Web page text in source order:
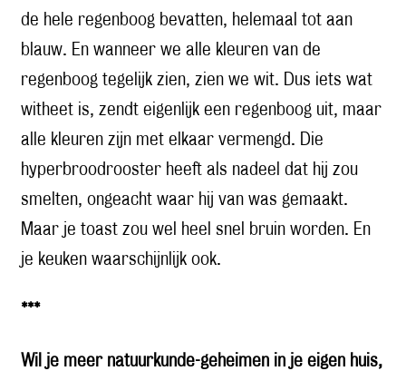
de hele regenboog bevatten, helemaal tot aan
blauw. En wanneer we alle kleuren van de
regenboog tegelijk zien, zien we wit. Dus iets wat
witheet is, zendt eigenlijk een regenboog uit, maar
alle kleuren zijn met elkaar vermengd. Die
hyperbroodrooster heeft als nadeel dat hij zou
smelten, ongeacht waar hij van was gemaakt.
Maar je toast zou wel heel snel bruin worden. En
je keuken waarschijnlijk ook.
***
Wil je meer natuurkunde-geheimen in je eigen huis,